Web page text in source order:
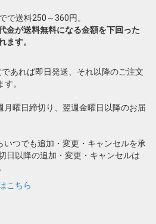
で送料250～360円。
金が送料無料になる金額を下回った
ます。
あれば即日発送、それ以降のご注文
。
月曜日締切り、翌週金曜日以降のお届
いつでも追加・変更・キャンセルを承
日以降の追加・変更・キャンセルは
こちら